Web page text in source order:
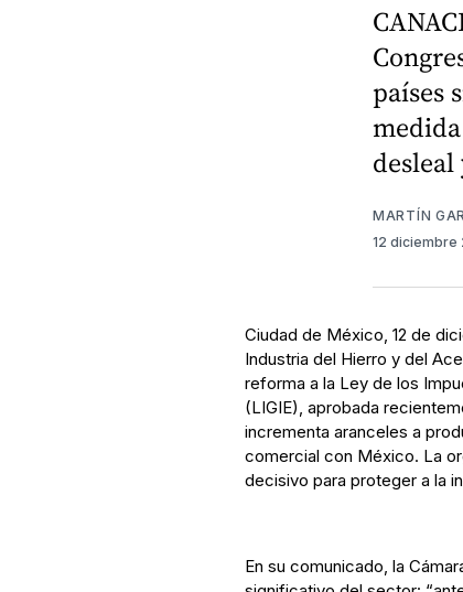
países
MARTÍN
12 diciembre
Ciudad de México, 12 de
Industria del Hierro y del
reforma a la Ley de los
(LIGIE), aprobada
incrementa aranceles a
comercial con México. La
decisivo para proteger a la
En su comunicado, la